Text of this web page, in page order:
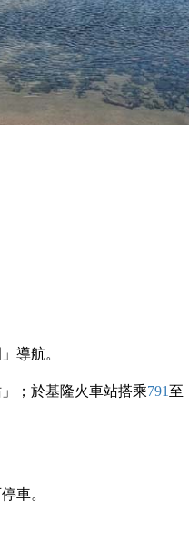
導航。
；於基隆火車站搭乘791至
車。